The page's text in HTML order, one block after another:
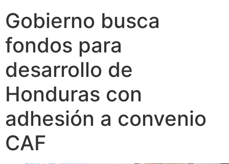
Gobierno busca
fondos para
desarrollo de
Honduras con
adhesión a convenio
CAF